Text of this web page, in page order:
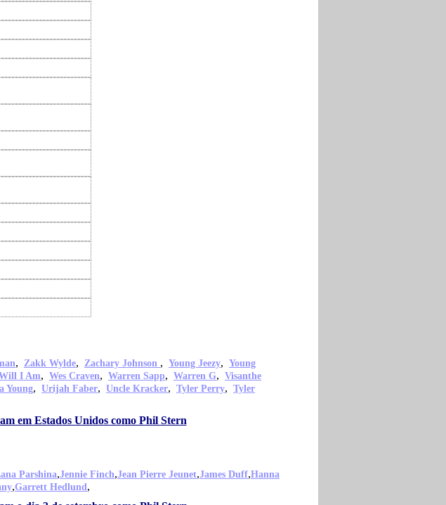
, Zakk Wylde, Zachary Johnson , Young Jeezy, Young
I Am, Wes Craven, Warren Sapp, Warren G, Visanthe
Young, Urijah Faber, Uncle Kracker, Tyler Perry, Tyler
em Estados Unidos como Phil Stern
Parshina,Jennie Finch,Jean Pierre Jeunet,James Duff,Hanna
,Garrett Hedlund,